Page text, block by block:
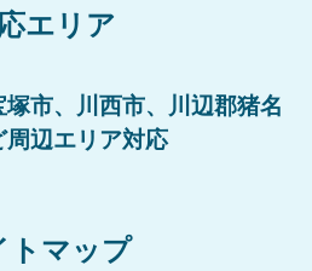
エリア
市、川西市、川辺郡猪名
周辺エリア対応
トマップ